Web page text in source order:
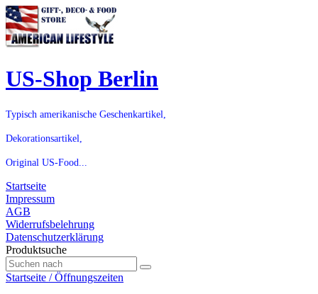
US-Shop Berlin
Typisch amerikanische Geschenkartikel,
Dekorationsartikel,
Original US-Food...
Startseite
Impressum
AGB
Widerrufsbelehrung
Datenschutzerklärung
Produktsuche
Startseite / Öffnungszeiten